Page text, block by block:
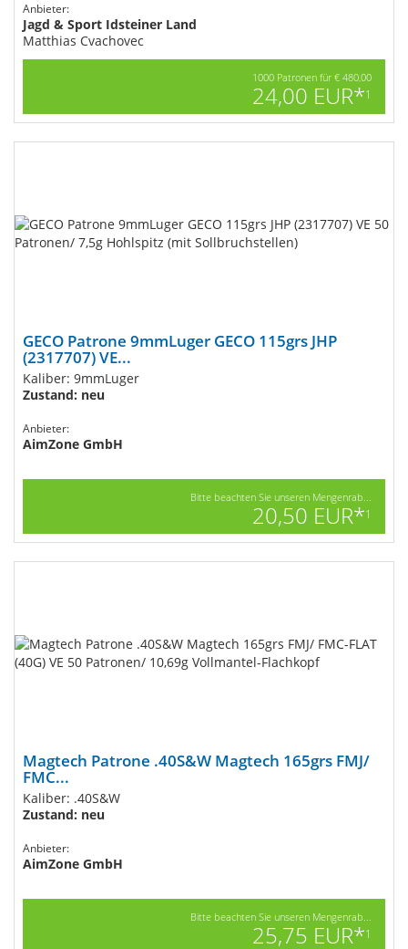
Anbieter:
Jagd & Sport Idsteiner Land
Matthias Cvachovec
1000 Patronen für € 480,00
24,00 EUR*1
GECO Patrone 9mmLuger GECO 115grs JHP
(2317707) VE...
Kaliber: 9mmLuger
Zustand: neu
Anbieter:
AimZone GmbH
Bitte beachten Sie unseren Mengenrab...
20,50 EUR*1
Magtech Patrone .40S&W Magtech 165grs FMJ/
FMC...
Kaliber: .40S&W
Zustand: neu
Anbieter:
AimZone GmbH
Bitte beachten Sie unseren Mengenrab...
25,75 EUR*1